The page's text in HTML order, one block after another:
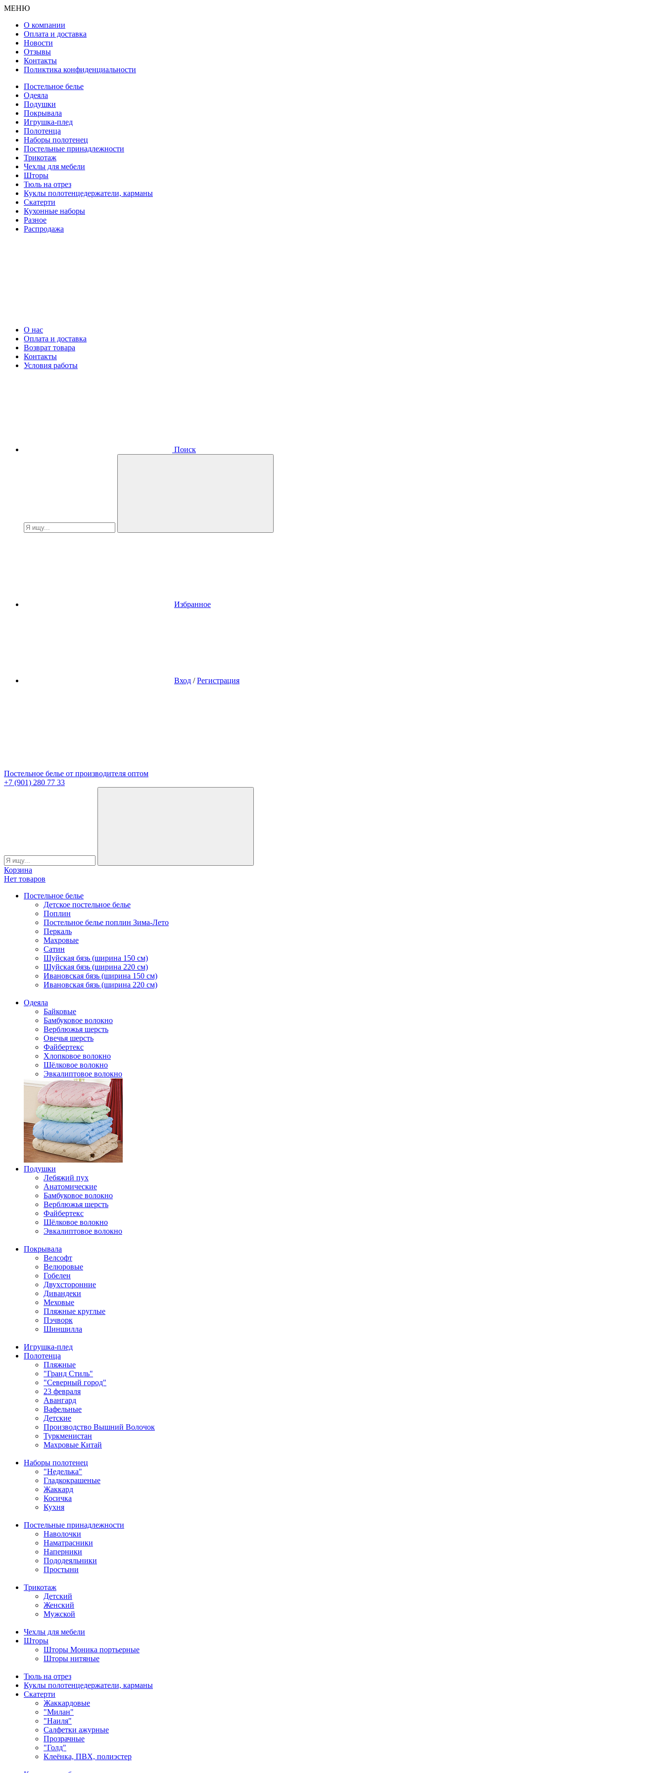
МЕНЮ
О компании
Оплата и доставка
Новости
Отзывы
Контакты
Поликтика конфиденциальности
Постельное белье
Одеяла
Подушки
Покрывала
Игрушка-плед
Полотенца
Наборы полотенец
Постельные принадлежности
Трикотаж
Чехлы для мебели
Шторы
Тюль на отрез
Куклы полотенцедержатели, карманы
Скатерти
Кухонные наборы
Разное
Распродажа
О нас
Оплата и доставка
Возврат товара
Контакты
Условия работы
Поиск
Избранное
Вход / Регистрация
Постельное белье от производителя оптом
+7 (901) 280 77 33
Корзина
Нет товаров
Постельное белье
Детское постельное белье
Поплин
Постельное белье поплин Зима-Лето
Перкаль
Махровые
Сатин
Шуйская бязь (ширина 150 см)
Шуйская бязь (ширина 220 см)
Ивановская бязь (ширина 150 см)
Ивановская бязь (ширина 220 см)
Одеяла
Байковые
Бамбуковое волокно
Верблюжья шерсть
Овечья шерсть
Файбертекс
Хлопковое волокно
Шёлковое волокно
Эвкалиптовое волокно
Подушки
Лебяжий пух
Анатомические
Бамбуковое волокно
Верблюжья шерсть
Файбертекс
Шёлковое волокно
Эвкалиптовое волокно
Покрывала
Велсофт
Велюровые
Гобелен
Двухсторонние
Дивандеки
Меховые
Пляжные круглые
Пэчворк
Шиншилла
Игрушка-плед
Полотенца
Пляжные
"Гранд Стиль"
"Северный город"
23 февраля
Авангард
Вафельные
Детские
Производство Вышний Волочок
Туркменистан
Махровые Китай
Наборы полотенец
"Неделька"
Гладкокрашеные
Жаккард
Косичка
Кухня
Постельные принадлежности
Наволочки
Наматрасники
Наперники
Пододеяльники
Простыни
Трикотаж
Детский
Женский
Мужской
Чехлы для мебели
Шторы
Шторы Моника портьерные
Шторы нитяные
Тюль на отрез
Куклы полотенцедержатели, карманы
Скатерти
Жаккардовые
"Милан"
"Наиля"
Салфетки ажурные
Прозрачные
"Голд"
Клеёнка, ПВХ, полиэстер